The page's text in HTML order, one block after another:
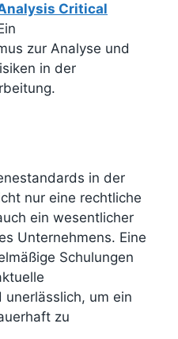
Critical
zur Analyse und
in der
in der
nur eine rechtliche
ein wesentlicher
Unternehmens. Eine
Schulungen
um ein
zu